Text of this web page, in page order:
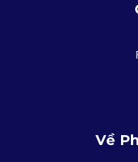
Về